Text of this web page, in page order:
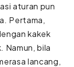
aturan pun
Pertama,
kakek
Namun, bila
lancang,